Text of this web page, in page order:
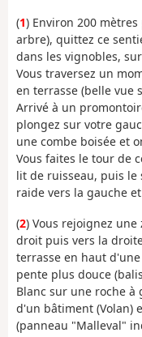
(1) Environ 200
arbre), quittez ce
dans les vignobles,
Vous traversez un
en terrasse (belle vue
Arrivé à un
plongez sur votre
une combe boisée et
Vous faites le tour de
lit de ruisseau, puis le
raide vers la gauche
(2) Vous rejoignez
droit puis vers la
terrasse en haut
pente plus douce
Blanc sur une roche à
d'un bâtiment (Volan)
(panneau "Malleval"